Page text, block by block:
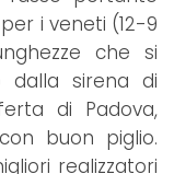
i veneti (12-9
che si
dalla sirena di
di Padova,
buon piglio.
realizzatori